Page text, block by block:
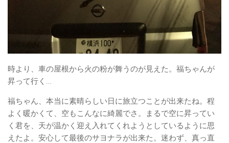
時より、車の屋根から火の粉が舞うのが見えた。福ちゃんが
昇って行く…
福ちゃん、本当に素晴らしい日に旅立つことが出来たね。程
よく暖かくて、空もこんなに綺麗でさ。まるで空に昇ってい
く君を、天が温かく迎え入れてくれようとしているように思
えたよ。安心して最後のサヨナラが出来た。迷わず、真っ直